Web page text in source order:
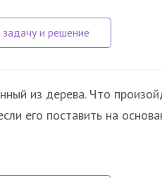
из дерева. Что
его поставить на